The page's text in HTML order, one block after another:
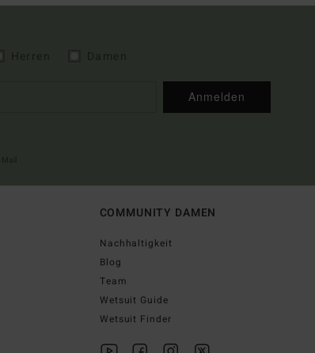
Anmelden
COMMUNITY DAMEN
Nachhaltigkeit
Blog
Team
Wetsuit Guide
Wetsuit Finder